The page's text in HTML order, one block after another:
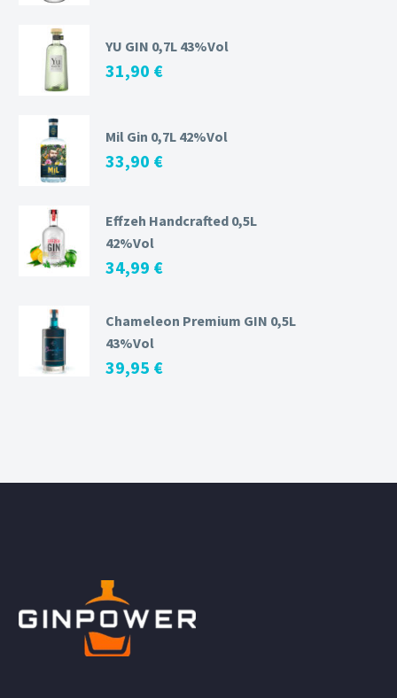
YU GIN 0,7L 43%Vol
31,90 €
Mil Gin 0,7L 42%Vol
33,90 €
Effzeh Handcrafted 0,5L
42%Vol
34,99 €
Chameleon Premium GIN 0,5L
43%Vol
39,95 €